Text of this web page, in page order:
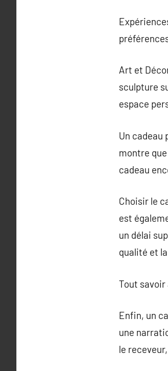
Art et
sculpture
espace
Un cadeau
montre
cadeau
Choisir le
est
un délai
qualité et
Tout savoir
Enfin, un
une
le